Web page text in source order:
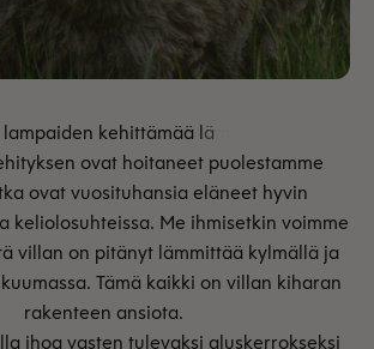
ovat hoitaneet puolestamme
ovat vuosituhansia eläneet hyvin
keliolosuhteissa. Me ihmisetkin voimme
villan on pitänyt lämmittää kylmällä ja
Tämä kaikki on villan kiharan
rakenteen ansiota.
ihoa vasten tulevaksi aluskerrokseksi